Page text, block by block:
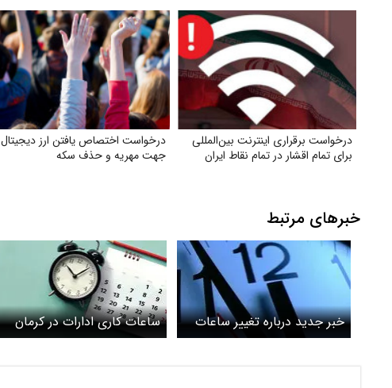
درخواست برقراری اینترنت بین‌المللی
برای تمام اقشار در تمام نقاط ایران
درخواست اختصاص یافتن ارز دیجیتال
جهت مهریه و حذف سکه
خبرهای مرتبط
خبر جدید درباره تغییر ساعات
کاری ادارات استان زنجان
ساعات کاری ادارات در کرمان
تغییر کرد؛ ۸ صبح تا ۱۴